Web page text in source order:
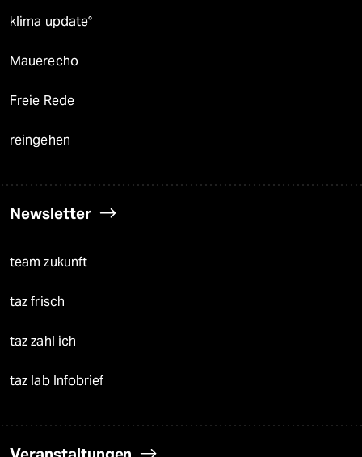
klima update°
Mauerecho
Freie Rede
reingehen
Newsletter
team zukunft
taz frisch
taz zahl ich
taz lab Infobrief